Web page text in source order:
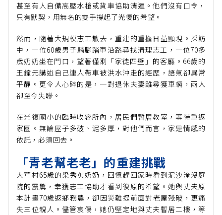
甚至有人自備高壓水槍或貨車協助清運。他們沒有口令，
只有默契，用無名的雙手撐起了光復的希望。
然而，隨著大規模志工散去，重建的重擔日益顯現。採訪
中，一位60歲男子騎腳踏車沿路尋找清理志工，一位70多
歲奶奶坐在門口，望著僅剩「家徒四壁」的客廳。66歲的
王鐘元講述自己連人帶車被洪水沖走的經歷，語氣卻異常
平靜。更令人心碎的是，一對退休夫妻雖尋獲車輛，兩人
卻至今失聯。
在光復國小的臨時收容所內，居民們暫居教室，等待重返
家園。無論屋子多破、泥多厚，對他們而言，家是情感的
依託，必須回去。
「青老幫老老」的重建挑戰
大華村65歲的梁秀英奶奶，回憶趕回家時看到泥沙淹沒庭
院的震驚，幸獲志工協助才看到復原的希望。她與丈夫原
本計畫70歲返鄉務農，卻因災難提前面對老屋殘破，更痛
失三位親人。儘管哀傷，她仍堅定地與丈夫暫居二樓，等